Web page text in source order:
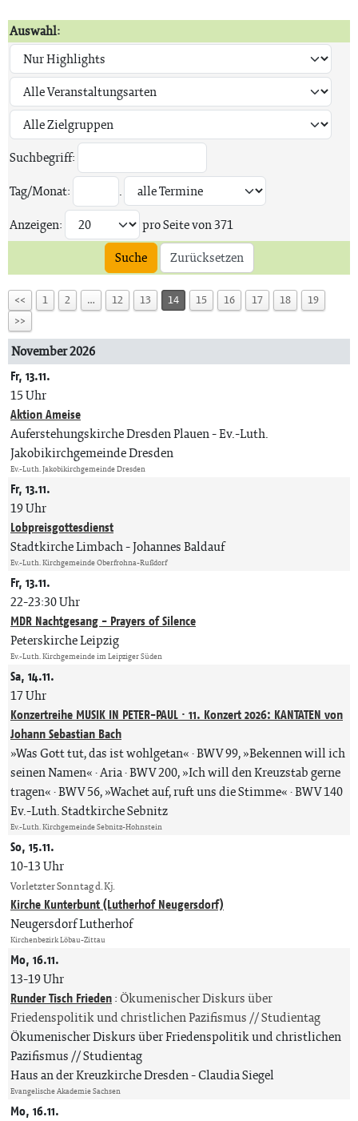
Auswahl:
Suchbegriff:
Tag/Monat:
.
Anzeigen:
pro Seite von371
Suche
Zurücksetzen
<< 1 2 … 12 13 14 15 16 17 18
19
>>
November 2026
Fr, 13.11.
15 Uhr
Aktion Ameise
Auferstehungskirche Dresden Plauen Ev.-Luth.
Jakobikirchgemeinde Dresden
Ev.-Luth. Jakobikirchgemeinde Dresden
Fr, 13.11.
19 Uhr
Lobpreisgottesdienst
Stadtkirche Limbach Johannes Baldauf
Ev.-Luth. Kirchgemeinde Oberfrohna-Rußdorf
Fr, 13.11.
22-23:30 Uhr
MDR Nachtgesang - Prayers of Silence
Peterskirche Leipzig
Ev.-Luth. Kirchgemeinde im Leipziger Süden
Sa, 14.11.
17 Uhr
Konzertreihe MUSIK IN PETER-PAUL · 11. Konzert 2026: KANTATEN von
Johann Sebastian Bach
»Was Gott tut, das ist wohlgetan« · BWV 99, »Bekennen will ich
seinen Namen« · Aria · BWV 200, »Ich will den Kreuzstab gerne
tragen« · BWV 56, »Wachet auf, ruft uns die Stimme« · BWV 140
Ev.-Luth. Stadtkirche Sebnitz
Ev.-Luth. Kirchgemeinde Sebnitz-Hohnstein
So, 15.11.
10-13 Uhr
Vorletzter Sonntag d. Kj.
Kirche Kunterbunt (Lutherhof Neugersdorf)
Neugersdorf Lutherhof
Kirchenbezirk Löbau-Zittau
Mo, 16.11.
13-19 Uhr
Runder Tisch Frieden:Ökumenischer Diskurs über
Friedenspolitik und christlichen Pazifismus // Studientag
Ökumenischer Diskurs über Friedenspolitik und christlichen
Pazifismus // Studientag
Haus an der Kreuzkirche Dresden Claudia Siegel
Evangelische Akademie Sachsen
Mo, 16.11.